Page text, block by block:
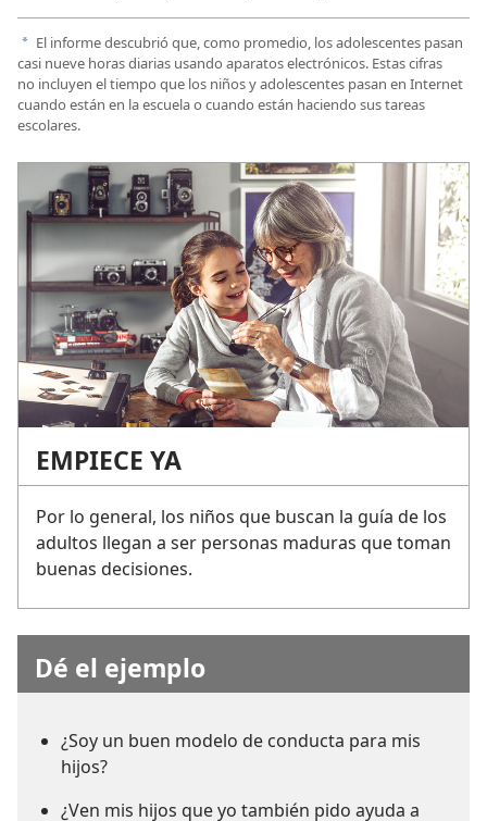
a El informe descubrió que, como promedio, los adolescentes pasan
casi nueve horas diarias usando aparatos electrónicos. Estas cifras
no incluyen el tiempo que los niños y adolescentes pasan en Internet
cuando están en la escuela o cuando están haciendo sus tareas
escolares.
EMPIECE YA
Por lo general, los niños que buscan la guía de los
adultos llegan a ser personas maduras que toman
buenas decisiones.
Dé el ejemplo
¿Soy un buen modelo de conducta para mis
hijos?
¿Ven mis hijos que yo también pido ayuda a